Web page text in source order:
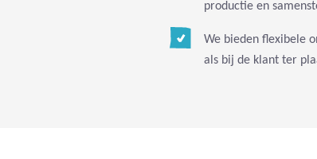
productie en
We bieden flexibele
als bij de klant ter